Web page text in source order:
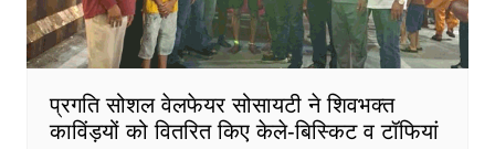
प्रगति सोशल वेलफेयर सोसायटी ने शिवभक्त
काविंड़यों को वितरित किए केले-बिस्किट व टॉफियां